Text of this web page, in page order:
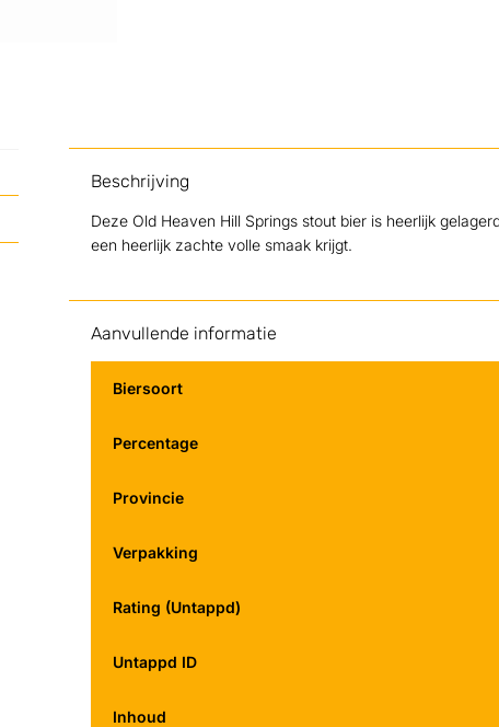
Beschrijving
Deze Old Heaven Hill Springs stout bier is heerlijk
een heerlijk zachte volle smaak krijgt.
Aanvullende informatie
Biersoort
Percentage
Provincie
Verpakking
Rating (Untappd)
Untappd ID
Inhoud